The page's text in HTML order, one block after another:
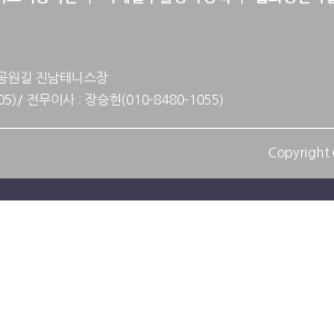
원길 진남테니스장
전무이사 : 장승현(010-8480-1055)